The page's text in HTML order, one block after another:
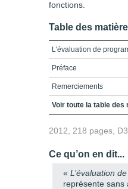
fonctions.
Table des
L'évaluation de
Préface
Remerciements
Table des matières
Partie 1. Les
Chapitre 1.
Voir toute la table des
2012, 218 pages,
Ce qu’on en dit...
« L’évaluation
représente sans